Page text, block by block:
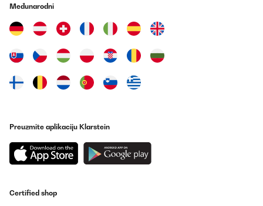
Međunarodni
Preuzmite aplikaciju Klarstein
Certified shop